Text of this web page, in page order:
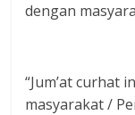
dengan
“Jum’at curhat
masyarakat /